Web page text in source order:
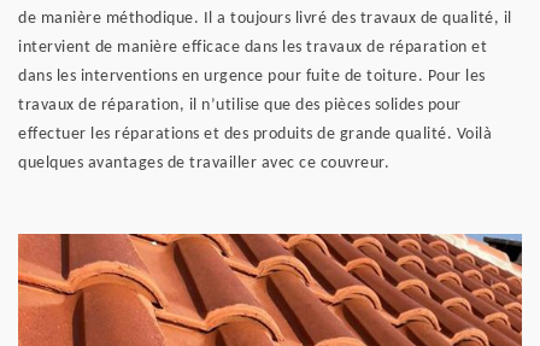
de manière méthodique. Il a toujours livré des travaux de qualité, il
intervient de manière efficace dans les travaux de réparation et
dans les interventions en urgence pour fuite de toiture. Pour les
travaux de réparation, il n’utilise que des pièces solides pour
effectuer les réparations et des produits de grande qualité. Voilà
quelques avantages de travailler avec ce couvreur.